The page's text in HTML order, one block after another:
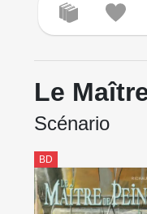
Le
Scénario
BD